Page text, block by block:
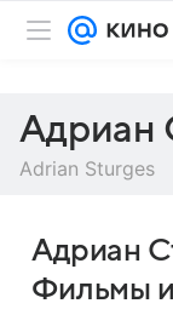
Адриан
Adrian Sturges
Адриан
Фильмы